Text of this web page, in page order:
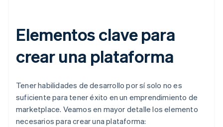
Elementos clave para
crear una plataforma
Tener habilidades de desarrollo por sí solo no es
suficiente para tener éxito en un emprendimiento de
marketplace. Veamos en mayor detalle los elemento
necesarios para crear una plataforma: